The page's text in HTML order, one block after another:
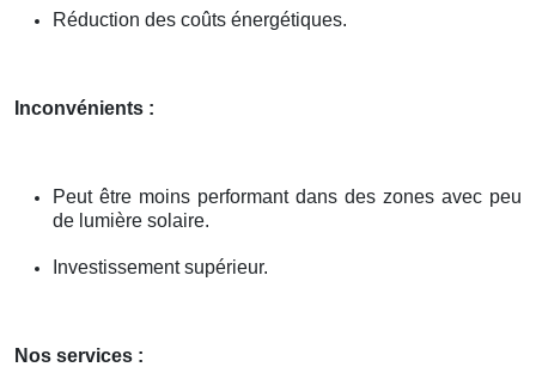
Réduction des coûts énergétiques.
Inconvénients :
Peut être moins performant dans des zones avec peu
de lumière solaire.
Investissement supérieur.
Nos services :